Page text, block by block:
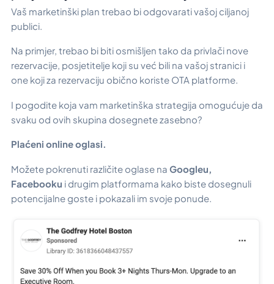
Vaš marketinški plan trebao bi odgovarati vašoj ciljanoj
publici.
Na primjer, trebao bi biti osmišljen tako da privlači nove
rezervacije, posjetitelje koji su već bili na vašoj stranici i
one koji za rezervaciju obično koriste OTA platforme.
I pogodite koja vam marketinška strategija omogućuje da
svaku od ovih skupina doseg­nete zasebno?
Plaćeni online oglasi.
Možete pokrenuti različite oglase na Googleu,
Facebooku i drugim platformama kako biste dosegnuli
potencijalne goste i pokazali im svoje ponude.